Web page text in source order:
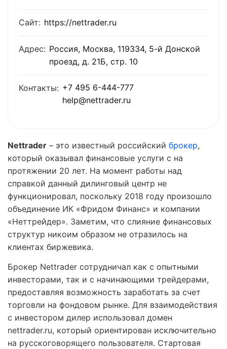
Сайт: https://nettrader.ru
Адрес: Россия, Москва, 119334, 5-й Донской
проезд, д. 21Б, стр. 10
Контакты: +7 495 6-444-777
help@nettrader.ru
Nettrader – это известный российский брокер,
который оказывал финансовые услуги с на
протяжении 20 лет. На момент работы над
справкой данный дилинговый центр не
функционировал, поскольку 2018 году произошло
объединение ИК «Фридом Финанс» и компании
«Неттрейдер». Заметим, что слияние финансовых
структур никоим образом не отразилось на
клиентах биржевика.
Брокер Nettrader сотрудничал как с опытными
инвесторами, так и с начинающими трейдерами,
предоставляя возможность заработать за счет
торговли на фондовом рынке. Для взаимодействия
с инвестором дилер использовал домен
nettrader.ru, который ориентирован исключительно
на русскоговорящего пользователя. Стартовая